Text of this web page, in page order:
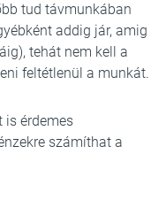
tud távmunkában
addig jár, amig
tehát nem kell a
feltétlenül a munkát.
is érdemes
számíthat a